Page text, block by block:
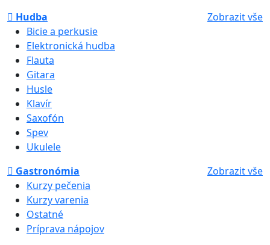
Hudba
Zobrazit vše
Bicie a perkusie
Elektronická hudba
Flauta
Gitara
Husle
Klavír
Saxofón
Spev
Ukulele
Gastronómia
Zobrazit vše
Kurzy pečenia
Kurzy varenia
Ostatné
Príprava nápojov